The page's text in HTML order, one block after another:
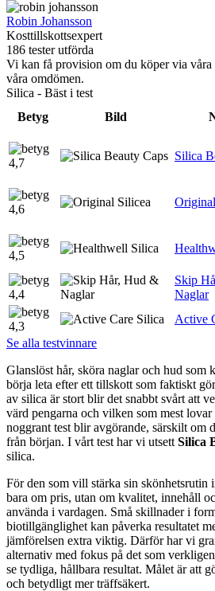
Robin Johansson
Kosttillskottsexpert
186 tester utförda
Vi kan få provision om du köper via
våra omdömen.
Silica - Bäst i test
Betyg
Bild
4,7
Silica
4,6
4,5
4,4
Skip
Naglar
4,3
Active
Se alla testvinnare
Glanslöst hår, sköra naglar och hud som
börja leta efter ett tillskott som faktiskt
av silica är stort blir det snabbt svårt att
värd pengarna och vilken som mest
noggrant test blir avgörande, särskilt om
från början. I vårt test har vi utsett Silica
silica.
För den som vill stärka sin skönhetsrutin
bara om pris, utan om kvalitet, innehåll
använda i vardagen. Små skillnader i
biotillgänglighet kan påverka resultatet
jämförelsen extra viktig. Därför har vi
alternativ med fokus på det som
se tydliga, hållbara resultat. Målet är att
och betydligt mer träffsäkert.